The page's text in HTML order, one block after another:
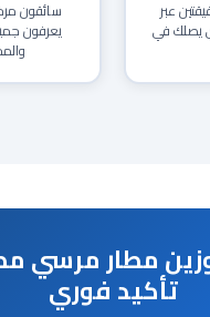
عبر
يصلك في
سائقون
يعرفون
مطار مرسي
تأكيد فوري